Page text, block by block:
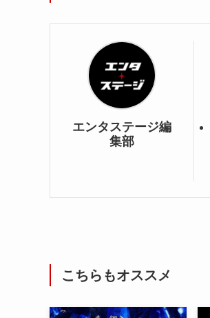
エンタステージ編
集部
こちらもオススメ